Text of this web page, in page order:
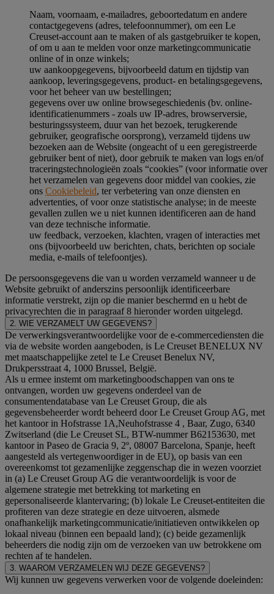
Naam, voornaam, e-mailadres, geboortedatum en andere
contactgegevens (adres, telefoonnummer), om een Le
Creuset-account aan te maken of als gastgebruiker te kopen,
of om u aan te melden voor onze marketingcommunicatie
online of in onze winkels;
uw aankoopgegevens, bijvoorbeeld datum en tijdstip van
aankoop, leveringsgegevens, product- en betalingsgegevens,
voor het beheer van uw bestellingen;
gegevens over uw online browsegeschiedenis (bv. online-
identificatienummers - zoals uw IP-adres, browserversie,
besturingssysteem, duur van het bezoek, terugkerende
gebruiker, geografische oorsprong), verzameld tijdens uw
bezoeken aan de Website (ongeacht of u een geregistreerde
gebruiker bent of niet), door gebruik te maken van logs en/of
traceringstechnologieën zoals “cookies” (voor informatie over
het verzamelen van gegevens door middel van cookies, zie
ons Cookiebeleid, ter verbetering van onze diensten en
advertenties, of voor onze statistische analyse; in de meeste
gevallen zullen we u niet kunnen identificeren aan de hand
van deze technische informatie.
uw feedback, verzoeken, klachten, vragen of interacties met
ons (bijvoorbeeld uw berichten, chats, berichten op sociale
media, e-mails of telefoontjes).
De persoonsgegevens die van u worden verzameld wanneer u de
Website gebruikt of anderszins persoonlijk identificeerbare
informatie verstrekt, zijn op die manier beschermd en u hebt de
privacyrechten die in paragraaf 8 hieronder worden uitgelegd.
2. WIE VERZAMELT UW GEGEVENS?
De verwerkingsverantwoordelijke voor de e-commercediensten die
via de website worden aangeboden, is Le Creuset BENELUX NV
met maatschappelijke zetel te Le Creuset Benelux NV,
Drukpersstraat 4, 1000 Brussel, België.
Als u ermee instemt om marketingboodschappen van ons te
ontvangen, worden uw gegevens onderdeel van de
consumentendatabase van Le Creuset Group, die als
gegevensbeheerder wordt beheerd door Le Creuset Group AG, met
het kantoor in Hofstrasse 1A,Neuhofstrasse 4 , Baar, Zugo, 6340
Zwitserland (die Le Creuset SL, BTW-nummer B62153630, met
kantoor in Paseo de Gracia 9, 2º, 08007 Barcelona, Spanje, heeft
aangesteld als vertegenwoordiger in de EU), op basis van een
overeenkomst tot gezamenlijke zeggenschap die in wezen voorziet
in (a) Le Creuset Group AG die verantwoordelijk is voor de
algemene strategie met betrekking tot marketing en
gepersonaliseerde klantervaring; (b) lokale Le Creuset-entiteiten die
profiteren van deze strategie en deze uitvoeren, alsmede
onafhankelijk marketingcommunicatie/initiatieven ontwikkelen op
lokaal niveau (binnen een bepaald land); (c) beide gezamenlijk
beheerders die nodig zijn om de verzoeken van uw betrokkene om
rechten af te handelen.
3. WAAROM VERZAMELEN WIJ DEZE GEGEVENS?
Wij kunnen uw gegevens verwerken voor de volgende doeleinden: